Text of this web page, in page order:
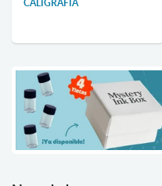
CALIGRAFÍA